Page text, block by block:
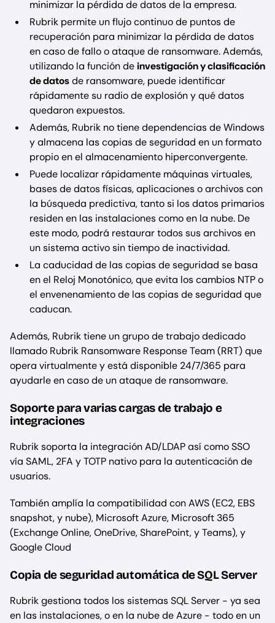
minimizar la pérdida de datos de la empresa.
Rubrik permite un flujo continuo de puntos de
recuperación para minimizar la pérdida de datos
en caso de fallo o ataque de ransomware. Además,
utilizando la función deinvestigación y clasificación
de datosde ransomware, puede identificar
rápidamente su radio de explosión y qué datos
quedaron expuestos.
Además, Rubrik no tiene dependencias de Windows
y almacena las copias de seguridad en un formato
propio en el almacenamiento hiperconvergente.
Puede localizar rápidamente máquinas virtuales,
bases de datos físicas, aplicaciones o archivos con
la búsqueda predictiva, tanto si los datos primarios
residen en las instalaciones como en la nube. De
este modo, podrá restaurar todos sus archivos en
un sistema activo sin tiempo de inactividad.
La caducidad de las copias de seguridad se basa
en el Reloj Monotónico, que evita los cambios NTP o
el envenenamiento de las copias de seguridad que
caducan.
Además, Rubrik tiene un grupo de trabajo dedicado
llamado Rubrik Ransomware Response Team (RRT) que
opera virtualmente y está disponible 24/7/365 para
ayudarle en caso de un ataque de ransomware.
Soporte para varias cargas de trabajo e
integraciones
Rubrik soporta la integración AD/LDAP así como SSO
vía SAML, 2FA y TOTP nativo para la autenticación de
usuarios.
También amplía la compatibilidad con AWS (EC2, EBS
snapshot, y nube), Microsoft Azure, Microsoft 365
(Exchange Online, OneDrive, SharePoint, y Teams), y
Google Cloud
Copia de seguridad automática de SQL Server
Rubrik gestiona todos los sistemas SQL Server - ya sea
en las instalaciones, o en la nube de Azure - todo en un